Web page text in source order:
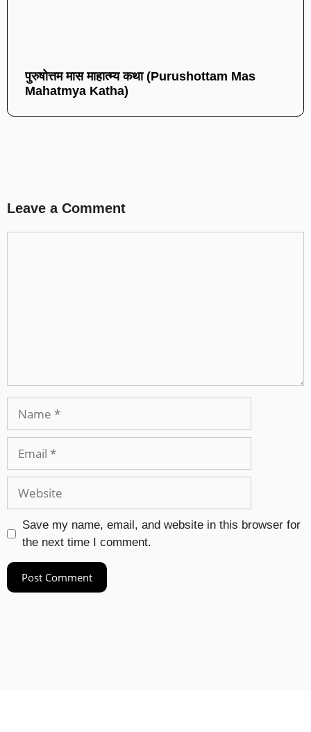
पुरुषोत्तम मास माहात्म्य कथा (Purushottam Mas
Mahatmya Katha)
Leave a Comment
Save my name, email, and website in this browser for
the next time I comment.